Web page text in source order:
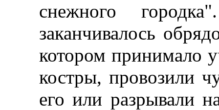
снежного
заканчивалось
котором принимало
костры, провозили
его или разрывали